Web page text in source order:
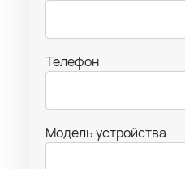
Телефон
Модель устройства